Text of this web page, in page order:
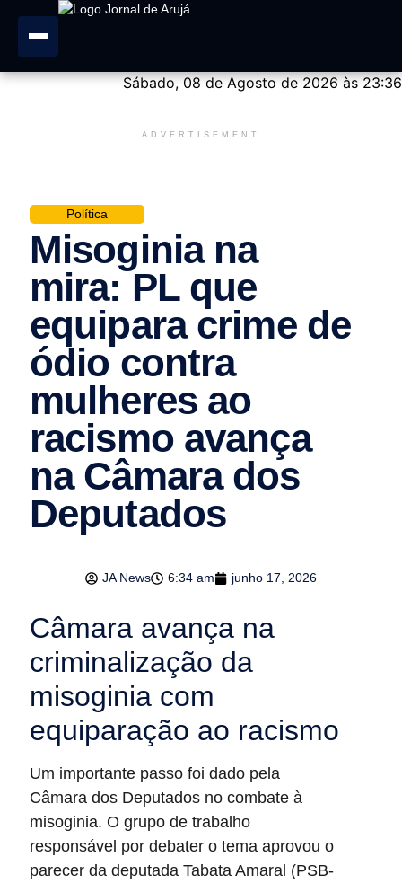
Sábado, 08 de Agosto de 2026 às 23:36
ADVERTISEMENT
Política
Misoginia na
mira: PL que
equipara crime de
ódio contra
mulheres ao
racismo avança
na Câmara dos
Deputados
JA News 6:34 am junho 17, 2026
Câmara avança na
criminalização da
misoginia com
equiparação ao racismo
Um importante passo foi dado pela
Câmara dos Deputados no combate à
misoginia. O grupo de trabalho
responsável por debater o tema aprovou o
parecer da deputada Tabata Amaral (PSB-